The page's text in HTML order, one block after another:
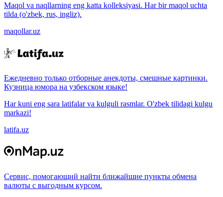
Maqol va naqllarning eng katta kolleksiyasi. Har bir maqol uchta
tilda (o'zbek, rus, ingliz).
maqollar.uz
Ежедневно только отборные анекдоты, смешные картинки.
Кузница юмора на узбекском языке!
Har kuni eng sara latifalar va kulguli rasmlar. O'zbek tilidagi kulgu
markazi!
latifa.uz
Сервис, помогающий найти ближайшие пункты обмена
валюты с выгодным курсом.